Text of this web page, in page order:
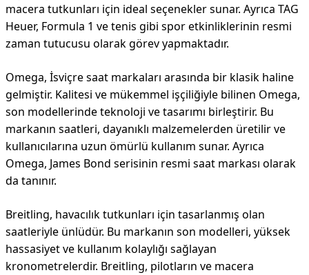
macera tutkunları için ideal seçenekler sunar. Ayrıca TAG
Heuer, Formula 1 ve tenis gibi spor etkinliklerinin resmi
zaman tutucusu olarak görev yapmaktadır.
Omega, İsviçre saat markaları arasında bir klasik haline
gelmiştir. Kalitesi ve mükemmel işçiliğiyle bilinen Omega,
son modellerinde teknoloji ve tasarımı birleştirir. Bu
markanın saatleri, dayanıklı malzemelerden üretilir ve
kullanıcılarına uzun ömürlü kullanım sunar. Ayrıca
Omega, James Bond serisinin resmi saat markası olarak
da tanınır.
Breitling, havacılık tutkunları için tasarlanmış olan
saatleriyle ünlüdür. Bu markanın son modelleri, yüksek
hassasiyet ve kullanım kolaylığı sağlayan
kronometrelerdir. Breitling, pilotların ve macera